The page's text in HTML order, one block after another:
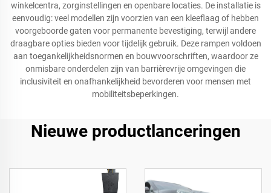
winkelcentra, zorginstellingen en openbare locaties. De installatie is
eenvoudig: veel modellen zijn voorzien van een kleeflaag of hebben
voorgeboorde gaten voor permanente bevestiging, terwijl andere
draagbare opties bieden voor tijdelijk gebruik. Deze rampen voldoen
aan toegankelijkheidsnormen en bouwvoorschriften, waardoor ze
onmisbare onderdelen zijn van barrièrevrije omgevingen die
inclusiviteit en onafhankelijkheid bevorderen voor mensen met
mobiliteitsbeperkingen.
Nieuwe productlanceringen